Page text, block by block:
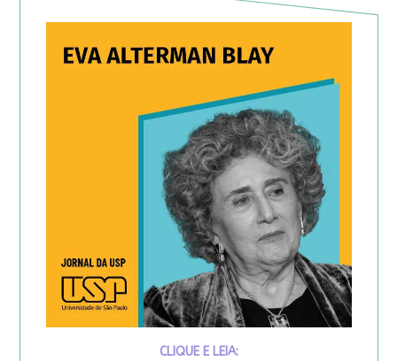
CLIQUE E LEIA: